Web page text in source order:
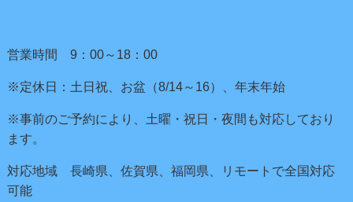
営業時間 9：00～18：00
※定休日：土日祝、お盆（8/14～16）、年末年始
※事前のご予約により、土曜・祝日・夜間も対応しており
ます。
対応地域 長崎県、佐賀県、福岡県、リモートで全国対応
可能